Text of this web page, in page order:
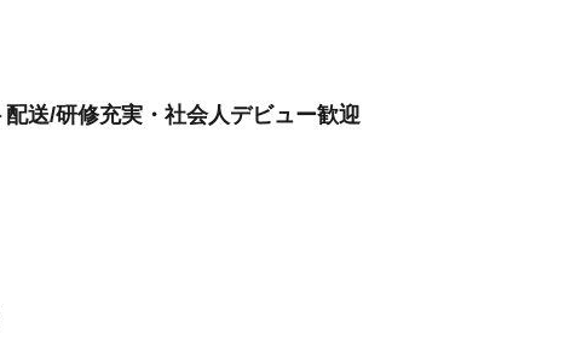
送/研修充実・社会人デビュー歓迎